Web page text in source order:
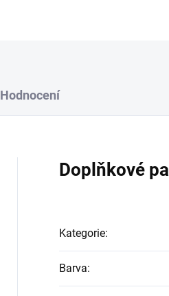
Hodnocení
Doplňkové
Kategorie:
Barva: